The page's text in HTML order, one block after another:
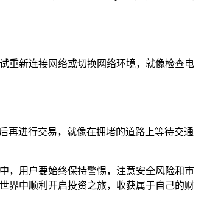
重新连接网络或切换网络环境，就像检查电
再进行交易，就像在拥堵的道路上等待交通
，用户要始终保持警惕，注意安全风险和市
界中顺利开启投资之旅，收获属于自己的财